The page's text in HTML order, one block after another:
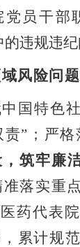
员干部
违规违纪
风险问
国特色
责” ； 严
筑牢廉
落实重
药代表
累计规